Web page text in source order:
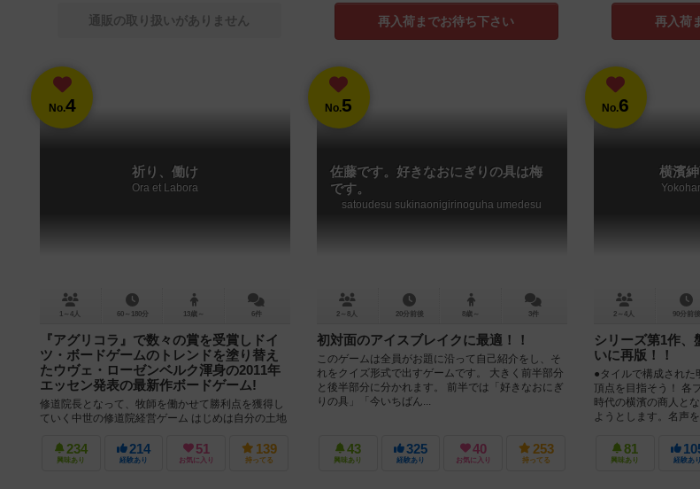
通販の取り扱いがありません 再入荷までお待ち下さい 再入荷
No.4
祈り、働け
Ora et Labora
1～4人 60～180分 13歳～ 6件
『アグリコラ』で数々の賞を受賞しドイ
ツ・ボードゲームのトレンドを塗り替え
たウヴェ・ローゼンベルク渾身の2011年
エッセン発表の最新作ボードゲーム!
修道院長となって、牧師を働かせて勝利点を獲得し
ていく中世の修道院経営ゲーム はじめは自分の土地
士を置いてレンガ小麦お金...
234
興味あり
214
経験あり
51
お気に入り
139
持ってる
No.5
佐藤です。好きなおにぎりの具は梅
です。
satoudesu sukinaonigirinoguha umedesu
2～8人 20分前後 8歳～ 3件
初対面のアイスブレイクに最適！！
このゲームは全員がお題に沿って自己紹介をし、そ
れをクイズ形式で出すゲームです。 大きく前半部分
と後半部分に分かれます。 前半では「好きなおにぎ
りの具」「今いちばん...
43
興味あり
325
経験あり
40
お気に入り
253
持ってる
No.6
横濱
2～4人 90分前後
シリーズ第1作、
いに再版！！
●タイルで構成され
頂点を目指そう！ 各
時代の横濱の商人と
ようとします。名声
81
興味あり 経験あり